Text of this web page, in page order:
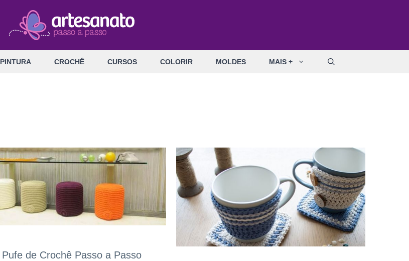
PINTURA CROCHÊ CURSOS COLORIR MOLDES MAIS +
Pufe de Crochê Passo a Passo